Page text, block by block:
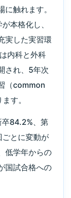
触れます。
本格化し、
実した実習環
内科と外科
され、5年次
（common
す。
卒84.2%、第
とに変動が
低学年からの
国試合格への